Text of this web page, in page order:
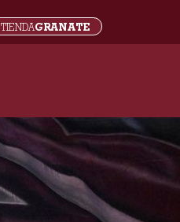
TIENDAGRANATE